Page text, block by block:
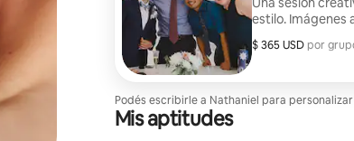
estilo. Imágenes
$ 365 USD por
$ 365 USD por
,
Podés escribirle a Nathaniel para
Mis aptitudes